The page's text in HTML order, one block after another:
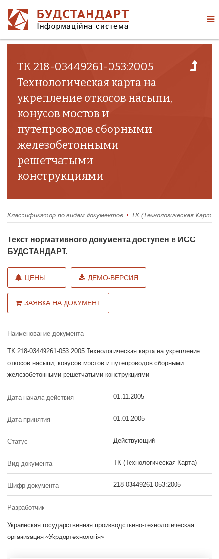
ТК 218-03449261-053:2005
Технологическая карта на
укрепление откосов насыпи,
конусов мостов и
путепроводов сборными
железобетонными
решетчатыми
конструкциями
Классификатор по видам документов ТК (Технологическая Карта)
Текст нормативного документа доступен в ИСС
БУДСТАНДАРТ.
ЦЕНЫ ДЕМО-ВЕРСИЯ
ЗАЯВКА НА ДОКУМЕНТ
Наименование документа
ТК 218-03449261-053:2005 Технологическая карта на укрепление
откосов насыпи, конусов мостов и путепроводов сборными
железобетонными решетчатыми конструкциями
Дата начала действия 01.11.2005
Дата принятия 01.01.2005
Статус Действующий
Вид документа ТК (Технологическая Карта)
Шифр документа 218-03449261-053:2005
Разработчик
Украинская государственная производствено-технологическая
организация «Укрдортехнологія»